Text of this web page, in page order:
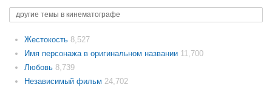
другие темы в кинематографе
Жестокость 8,527
Имя персонажа в оригинальном названии 11,700
Любовь 8,739
Независимый фильм 24,702